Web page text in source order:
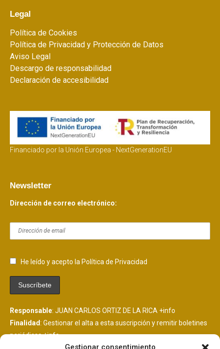
Gestionar consentimiento
Legal
Política de Cookies
Política de Privacidad y Protección de Datos
Aviso Legal
Descargo de responsabilidad
Declaración de accesibilidad
Financiado por la Unión Europea - NextGenerationEU
Newsletter
Dirección de correo electrónico:
He leído y acepto la Política de Privacidad
Responsable: JUAN CARLOS ORTIZ DE LA RICA +info
Finalidad: Gestionar el alta a esta suscripción y remitir boletines
periódicos+info
: Consentimiento del interesado+info